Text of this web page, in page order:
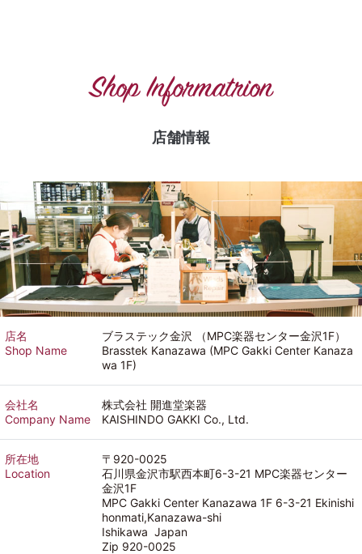
Shop Informatrion
店舗情報
店名
Shop Name
ブラステック金沢 （MPC楽器センター金沢1F）
Brasstek Kanazawa (MPC Gakki Center Kanaza
wa 1F)
会社名
Company Name
株式会社 開進堂楽器
KAISHINDO GAKKI Co., Ltd.
所在地
Location
〒920-0025
石川県金沢市駅西本町6-3-21 MPC楽器センター
金沢1F
MPC Gakki Center Kanazawa 1F 6-3-21 Ekinishi
honmati,Kanazawa-shi
Ishikawa Japan
Zip 920-0025